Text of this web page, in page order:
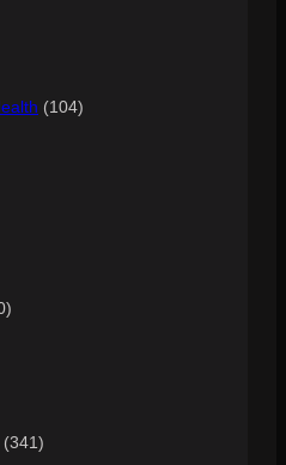
(104)
(341)